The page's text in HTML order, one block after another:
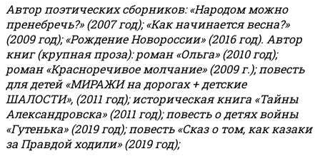
Автор поэтических сборников: «Народом можно
пренебречь?» (2007 год); «Как начинается весна?»
(2009 год); «Рождение Новороссии» (2016 год). Автор
книг (крупная проза): роман «Ольга» (2010 год);
роман «Красноречивое молчание» (2009 г.); повесть
для детей «МИРАЖИ на дорогах + детские
ШАЛОСТИ», (2011 год); историческая книга «Тайны
Александровска» (2011 год); повесть о детях войны
«Гутенька» (2019 год); повесть «Сказ о том, как казаки
за Правдой ходили» (2019 год);